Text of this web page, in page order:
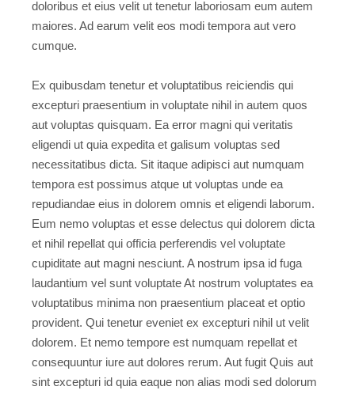
doloribus et eius velit ut tenetur laboriosam eum autem
maiores. Ad earum velit eos modi tempora aut vero
cumque.
Ex quibusdam tenetur et voluptatibus reiciendis qui
excepturi praesentium in voluptate nihil in autem quos
aut voluptas quisquam. Ea error magni qui veritatis
eligendi ut quia expedita et galisum voluptas sed
necessitatibus dicta. Sit itaque adipisci aut numquam
tempora est possimus atque ut voluptas unde ea
repudiandae eius in dolorem omnis et eligendi laborum.
Eum nemo voluptas et esse delectus qui dolorem dicta
et nihil repellat qui officia perferendis vel voluptate
cupiditate aut magni nesciunt. A nostrum ipsa id fuga
laudantium vel sunt voluptate At nostrum voluptates ea
voluptatibus minima non praesentium placeat et optio
provident. Qui tenetur eveniet ex excepturi nihil ut velit
dolorem. Et nemo tempore est numquam repellat et
consequuntur iure aut dolores rerum. Aut fugit Quis aut
sint excepturi id quia eaque non alias modi sed dolorum